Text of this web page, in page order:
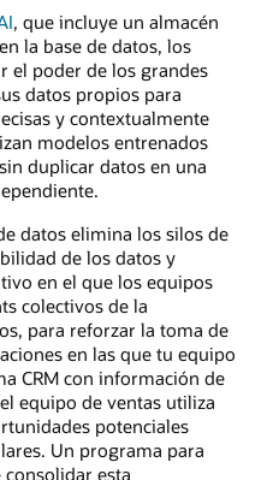
, que incluye un almacén
la base de datos, los
el poder de los grandes
datos propios para
y contextualmente
modelos entrenados
duplicar datos en una
datos elimina los silos de
de los datos y
en el que los equipos
colectivos de la
para reforzar la toma de
en las que tu equipo
CRM con información de
equipo de ventas utiliza
potenciales
Un programa para
esta